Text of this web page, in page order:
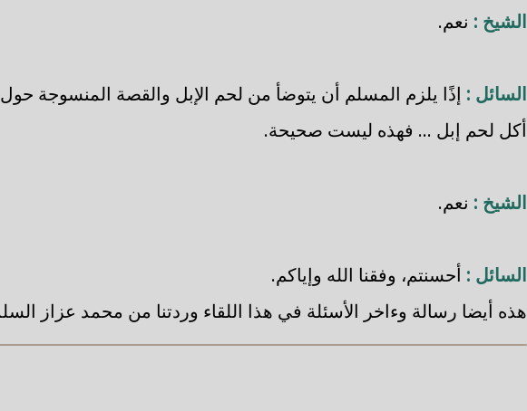
الشيخ : نعم.
السائل : إذًا يلزم المسلم أن يتوضأ من لحم الإبل والقصة المنسوجة حول
أكل لحم إبل ... فهذه ليست صحيحة.
الشيخ : نعم.
السائل : أحسنتم، وفقنا الله وإياكم.
هذه أيضا رسالة وءاخر الأسئلة في هذا اللقاء وردتنا من محمد عزاز